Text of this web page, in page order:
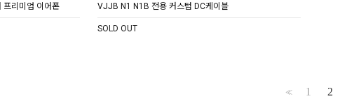
리미엄 이어폰 VJJB N1 N1B 전용 커스텀 DC케이블
SOLD OUT
<< 1 2